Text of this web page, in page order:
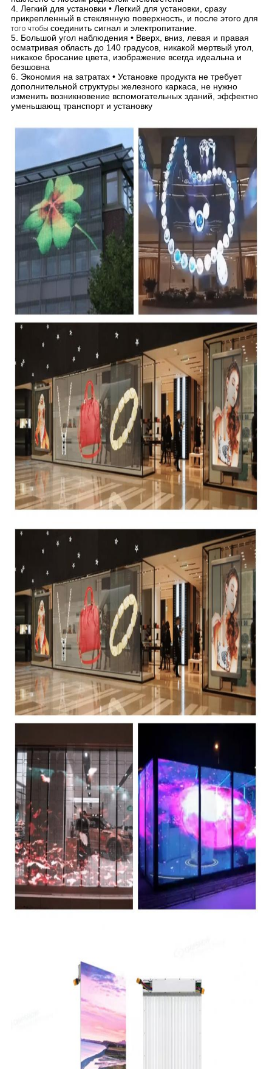
4. Легкий для установки • Легкий для установки, сразу
прикрепленный в стеклянную поверхность, и после этого для
того чтобы соединить сигнал и электропитание.
5. Большой угол наблюдения • Вверх, вниз, левая и правая
осматривая область до 140 градусов, никакой мертвый угол,
никакое бросание цвета, изображение всегда идеальна и
безшовна
6. Экономия на затратах • Установке продукта не требует
дополнительной структуры железного каркаса, не нужно
изменить возникновение вспомогательных зданий, эффектно
уменьшающ транспорт и установку